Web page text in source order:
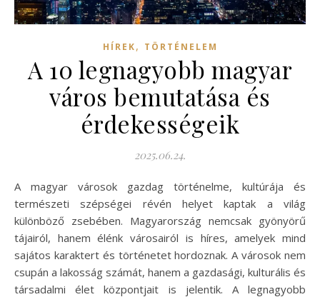
HÍREK, TÖRTÉNELEM
A 10 legnagyobb magyar
város bemutatása és
érdekességeik
2025.06.24.
A magyar városok gazdag történelme, kultúrája és
természeti szépségei révén helyet kaptak a világ
különböző zsebében. Magyarország nemcsak gyönyörű
tájairól, hanem élénk városairól is híres, amelyek mind
sajátos karaktert és történetet hordoznak. A városok nem
csupán a lakosság számát, hanem a gazdasági, kulturális és
társadalmi élet központjait is jelentik. A legnagyobb